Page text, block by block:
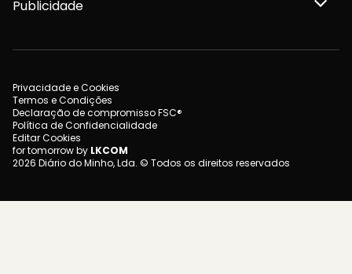
Publicidade
Privacidade e Cookies
Termos e Condições
Declaração de compromisso FSC®
Política de Confidencialidade
Editar Cookies
for tomorrow by LKCOM
2026 Diário do Minho, Lda. © Todos os direitos reservados